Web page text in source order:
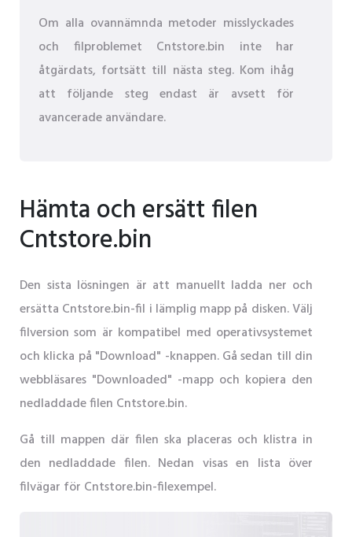
Om alla ovannämnda metoder misslyckades
och filproblemet Cntstore.bin inte har
åtgärdats, fortsätt till nästa steg. Kom ihåg
att följande steg endast är avsett för
avancerade användare.
Hämta och ersätt filen
Cntstore.bin
Den sista lösningen är att manuellt ladda ner och
ersätta Cntstore.bin-fil i lämplig mapp på disken. Välj
filversion som är kompatibel med operativsystemet
och klicka på "Download" -knappen. Gå sedan till din
webbläsares "Downloaded" -mapp och kopiera den
nedladdade filen Cntstore.bin.
Gå till mappen där filen ska placeras och klistra in
den nedladdade filen. Nedan visas en lista över
filvägar för Cntstore.bin-filexempel.